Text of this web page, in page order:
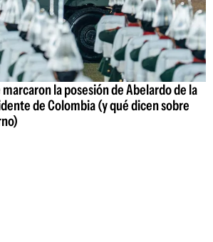
la posesión de Abelardo de la
de Colombia (y qué dicen sobre